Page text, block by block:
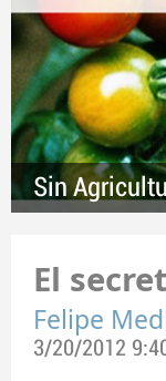
Sin
El
Felipe
3/20/2012